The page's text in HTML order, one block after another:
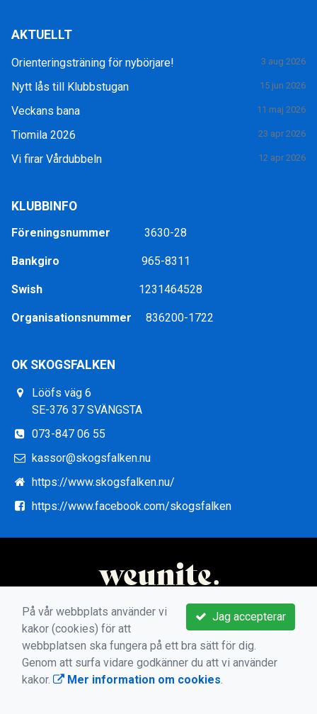
AKTUELLT
Orienteringsträning för nybörjare! 3 aug 2026
Nytt lås till Klubbstugan 15 jun 2026
Veckans bana 11 maj 2026
Tiomila 2026 23 apr 2026
Vi firar Vårdubbeln 12 apr 2026
KLUBBINFO
Föreningsnummer 3630-28
Bankgiro 965-8311
Swish 1231464528
Organisationsnummer 836200-1722
OK SKOGSFALKEN
Lööfs väg 6
SE-376 37 SVÄNGSTA
073-847 06 55
kassor@skogsfalken.nu
https://www.skogsfalken.nu/
https://www.facebook.com/skogsfalken
Jag accepterar
På vår webbplats använder vi
kakor (cookies) för att
webbplatsen ska fungera på ett bra sätt för dig.
Genom att surfa vidare godkänner du att vi använder
kakor.
Mer information om cookies.